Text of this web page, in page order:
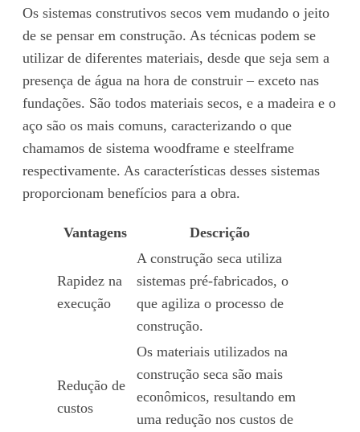
Os sistemas construtivos secos vem mudando o jeito
de se pensar em construção. As técnicas podem se
utilizar de diferentes materiais, desde que seja sem a
presença de água na hora de construir – exceto nas
fundações. São todos materiais secos, e a madeira e o
aço são os mais comuns, caracterizando o que
chamamos de sistema woodframe e steelframe
respectivamente. As características desses sistemas
proporcionam benefícios para a obra.
Vantagens Descrição
Rapidez na
execução
A construção seca utiliza
sistemas pré-fabricados, o
que agiliza o processo de
construção.
Redução de
custos
Os materiais utilizados na
construção seca são mais
econômicos, resultando em
uma redução nos custos de